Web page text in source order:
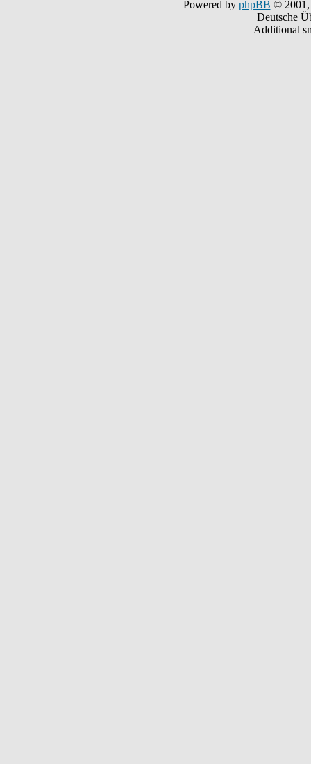
Powered by phpBB © 2001,
Deutsche
Additional